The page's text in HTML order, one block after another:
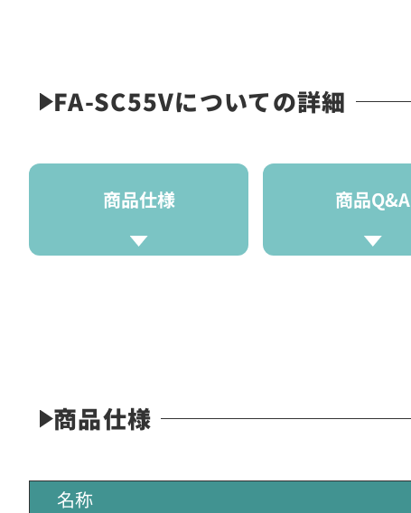
FA-SC55Vについての詳細
商品仕様 商品Q&A
商品仕様
名称